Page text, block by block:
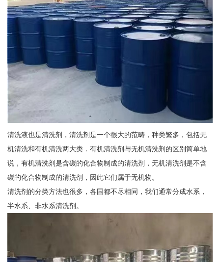
清洗液也是清洗剂，清洗剂是一个很大的范畴，种类繁多，包括无
机清洗和有机清洗两大类．有机清洗剂与无机清洗剂的区别简单地
说，有机清洗剂是含碳的化合物制成的清洗剂，无机清洗剂是不含
碳的化合物制成的清洗剂，因此它们属于无机物。
清洗剂的分类方法也很多，各国都不尽相同，我们通常分成水系，
半水系、非水系清洗剂。